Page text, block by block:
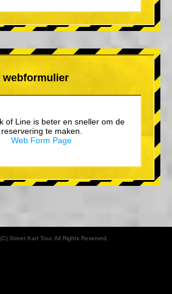
webformulier
of Line is beter en sneller om de
reservering te maken.
Web Form Page
Street Kart Tour. All Rights Reserved.